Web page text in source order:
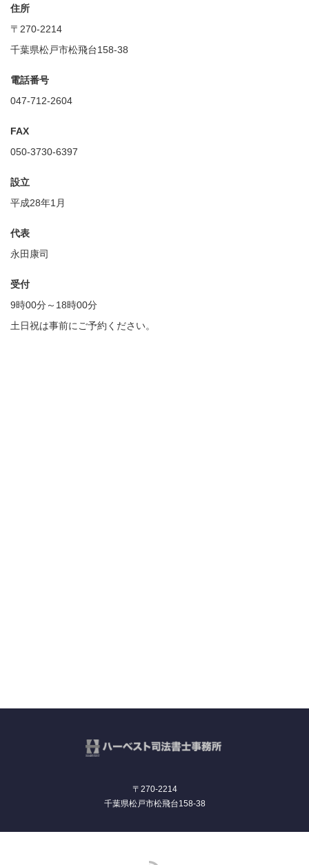
住所
〒270-2214
千葉県松戸市松飛台158-38
電話番号
047-712-2604
FAX
050-3730-6397
設立
平成28年1月
代表
永田康司
受付
9時00分～18時00分
土日祝は事前にご予約ください。
〒270-2214
千葉県松戸市松飛台158-38